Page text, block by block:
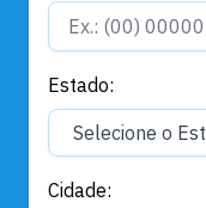
Estado:
Cidade: